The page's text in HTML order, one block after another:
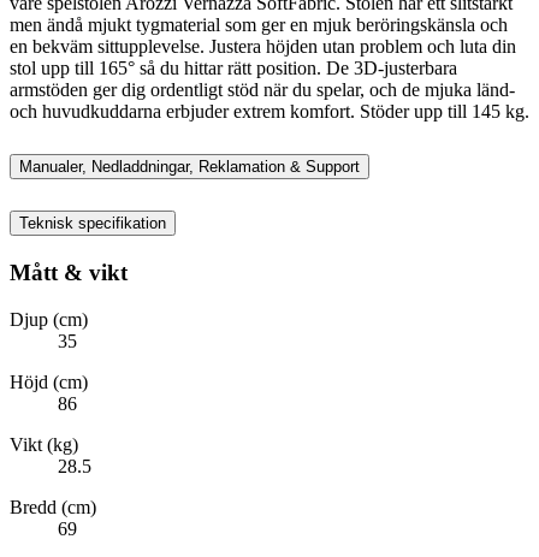
men ändå mjukt tygmaterial som ger en mjuk beröringskänsla och
en bekväm sittupplevelse. Justera höjden utan problem och luta din
stol upp till 165° så du hittar rätt position. De 3D-justerbara
armstöden ger dig ordentligt stöd när du spelar, och de mjuka länd-
och huvudkuddarna erbjuder extrem komfort. Stöder upp till 145 kg.
Manualer, Nedladdningar, Reklamation & Support
Teknisk specifikation
Mått & vikt
Djup (cm)
35
Höjd (cm)
86
Vikt (kg)
28.5
Bredd (cm)
69